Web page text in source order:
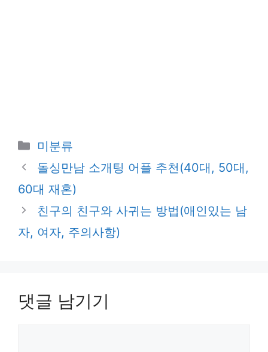
카
테
리
미분류
돌싱만남 소개팅 어플 추천(40대, 50대,
60대 재혼)
친구의 친구와 사귀는 방법(애인있는 남
자, 여자, 주의사항)
댓글 남기기